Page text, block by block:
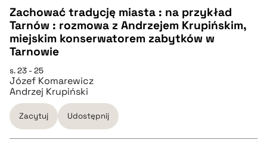
BIBTEX
pobierz cytat
CZYSTY TEKST
pobierz cytat
BIBTEX
pobierz cytat
Zachować tradycję miasta : na przykład
Tarnów : rozmowa z Andrzejem Krupińskim,
miejskim konserwatorem zabytków w
Tarnowie
s. 23 - 25
Józef Komarewicz
Andrzej Krupiński
Zacytuj Udostępnij